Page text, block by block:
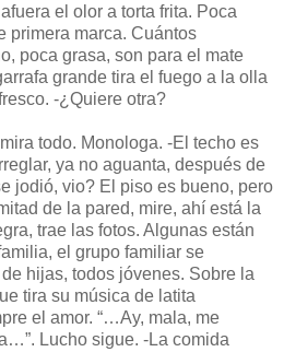
el olor a torta frita. Poca
primera marca. Cuántos
poca grasa, son para el mate
grande tira el fuego a la olla
-¿Quiere otra?
todo. Monologa. -El techo es
ya no aguanta, después de
jodió, vio? El piso es bueno, pero
de la pared, mire, ahí está la
trae las fotos. Algunas están
el grupo familiar se
hijas, todos jóvenes. Sobre la
tira su música de latita
el amor. “…Ay, mala, me
Lucho sigue. -La comida